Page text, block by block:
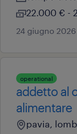
22.000 € -
24 giugno 2026
operational
addetto al
alimentare
pavia,